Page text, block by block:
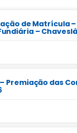
de Matrícula –
–
Premiação das